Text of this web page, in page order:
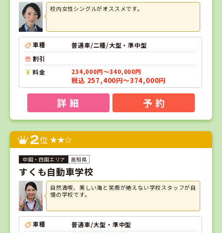
校内女性シングルがオススメです。
車種
普通車/二種/大型・準中型
割引
料金
234,000円～340,000円
税込 257,400円～374,000円
詳 細 予 約
2位
高知県
すくも自動車学校
自然満喫、美しい海と笑顔が絶えない学校スタッフが自
慢の学校です。
車種
普通車/大型・準中型